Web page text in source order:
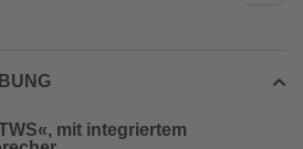
mit integriertem